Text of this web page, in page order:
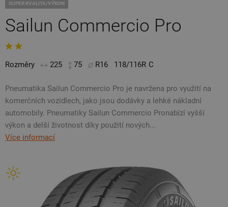
SUPER KVALITA/VÝKON
Sailun Commercio Pro
Rozměry 225 75 R16 118/116R C
Pneumatika Sailun Commercio Pro je navržena pro využití na
komerčních vozidlech, jako jsou dodávky a lehké nákladní
automobily. Pneumatiky Sailun Commercio Pronabízí vyšší
výkon a delší životnost díky použití nových...
Více informací